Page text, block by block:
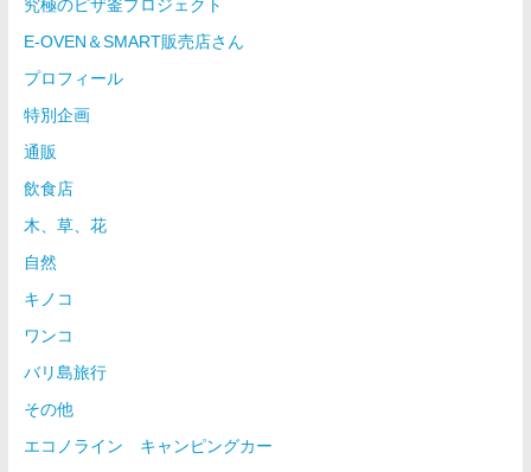
究極のピザ釜プロジェクト
E-OVEN＆SMART販売店さん
プロフィール
特別企画
通販
飲食店
木、草、花
自然
キノコ
ワンコ
バリ島旅行
その他
エコノライン キャンピングカー